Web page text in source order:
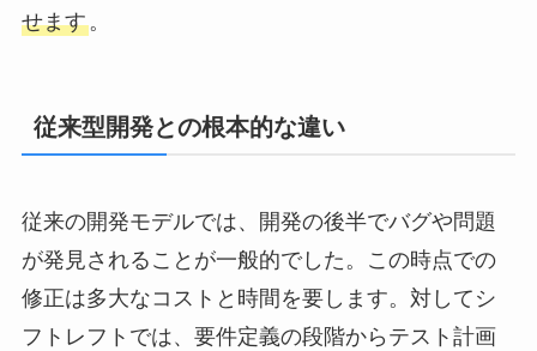
せます。
従来型開発との根本的な違い
従来の開発モデルでは、開発の後半でバグや問題
が発見されることが一般的でした。この時点での
修正は多大なコストと時間を要します。対してシ
フトレフトでは、要件定義の段階からテスト計画